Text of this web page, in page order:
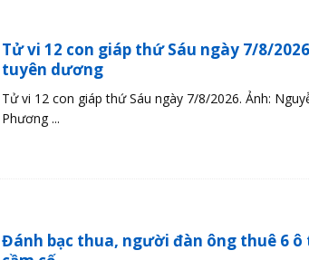
Tử vi 12 con giáp thứ Sáu ngày 7/8/
tuyên dương
Tử vi 12 con giáp thứ Sáu ngày 7/8/2026. Ảnh:
Phương ...
Đánh bạc thua, người đàn ông thuê 6